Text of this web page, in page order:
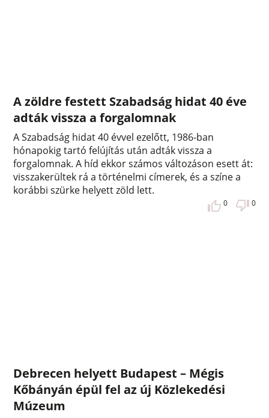
A zöldre festett Szabadság hidat 40 éve
adták vissza a forgalomnak
A Szabadság hidat 40 évvel ezelőtt, 1986-ban
hónapokig tartó felújítás után adták vissza a
forgalomnak. A híd ekkor számos változáson esett át:
visszakerültek rá a történelmi címerek, és a színe a
korábbi szürke helyett zöld lett.
0 0
Debrecen helyett Budapest – Mégis
Kőbányán épül fel az új Közlekedési
Múzeum